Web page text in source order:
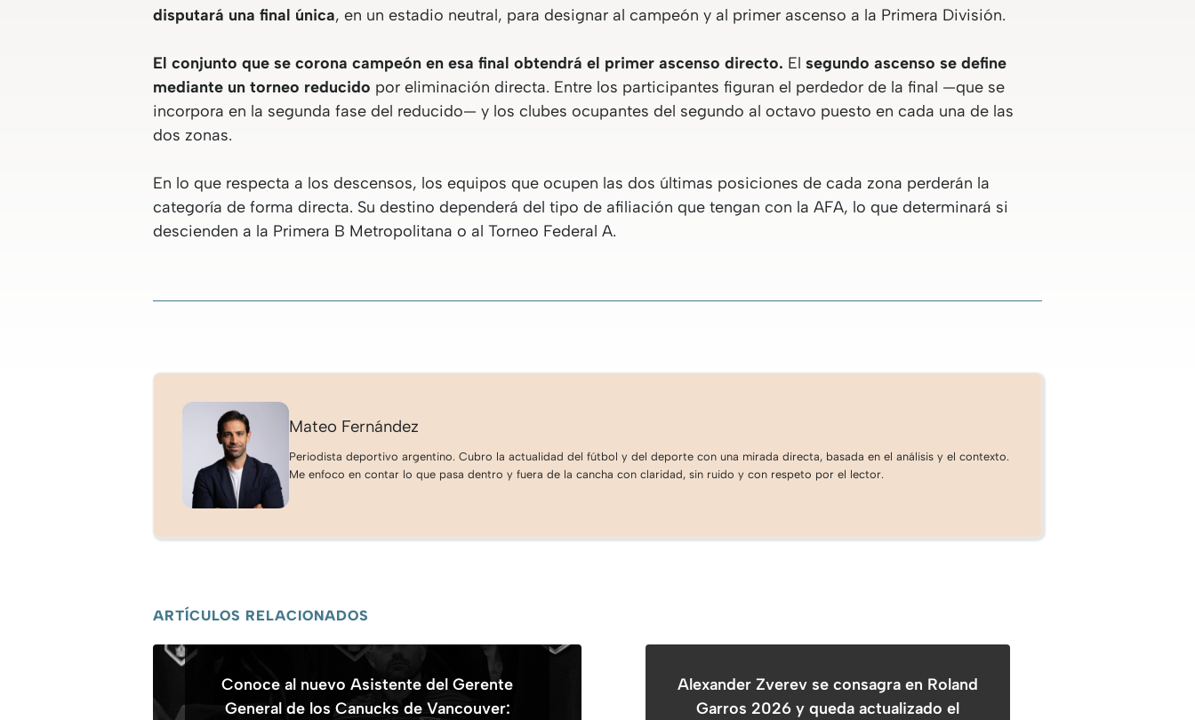
disputará una final única, en un estadio neutral, para designar al campeón y al primer ascenso a la Primera División.
El conjunto que se corona campeón en esa final obtendrá el primer ascenso directo. El segundo ascenso se define
mediante un torneo reducido por eliminación directa. Entre los participantes figuran el perdedor de la final —que se
incorpora en la segunda fase del reducido— y los clubes ocupantes del segundo al octavo puesto en cada una de las
dos zonas.
En lo que respecta a los descensos, los equipos que ocupen las dos últimas posiciones de cada zona perderán la
categoría de forma directa. Su destino dependerá del tipo de afiliación que tengan con la AFA, lo que determinará si
descienden a la Primera B Metropolitana o al Torneo Federal A.
Mateo Fernández
Periodista deportivo argentino. Cubro la actualidad del fútbol y del deporte con una mirada directa, basada en el análisis y el contexto.
Me enfoco en contar lo que pasa dentro y fuera de la cancha con claridad, sin ruido y con respeto por el lector.
ARTÍCULOS RELACIONADOS
Conoce al nuevo Asistente del Gerente
General de los Canucks de Vancouver:
Alexander Zverev se consagra en Roland
Garros 2026 y queda actualizado el